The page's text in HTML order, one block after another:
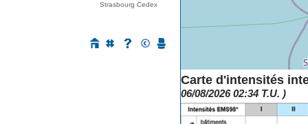
Carte d'intensités
06/08/2026 02:34 T.U. )
Strasbourg Cedex